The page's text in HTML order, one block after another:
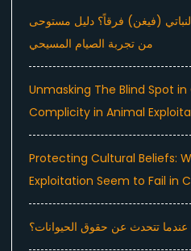
(فيغن) فرقاً؟ دليل مستوحى
من تجربة الصيام المسيحي
Unmasking The Blind Spot
Complicity in Animal
Protecting Cultural Beliefs:
Exploitation Seem to Fail in
عندما تتحدث عن حقوق الحيوانات؟